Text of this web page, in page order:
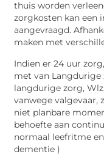
thuis worden
zorgkosten kan een
aangevraagd.
maken met
Indien er 24 uur
met van Langdurige
langdurige zorg,
vanwege valgevaar,
niet planbare
behoefte aan
normaal leefritme
dementie )